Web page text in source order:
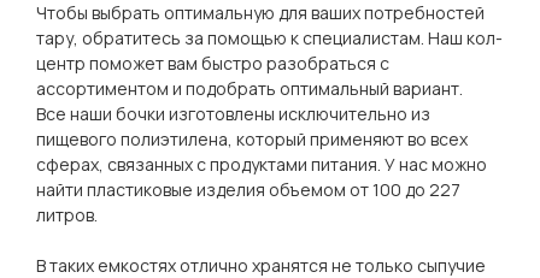
Чтобы выбрать оптимальную для ваших потребностей
тару, обратитесь за помощью к специалистам. Наш кол-
центр поможет вам быстро разобраться с
ассортиментом и подобрать оптимальный вариант.
Все наши бочки изготовлены исключительно из
пищевого полиэтилена, который применяют во всех
сферах, связанных с продуктами питания. У нас можно
найти пластиковые изделия объемом от 100 до 227
литров.
В таких емкостях отлично хранятся не только сыпучие